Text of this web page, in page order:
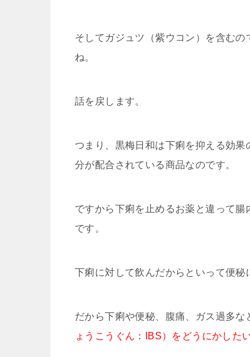
そしてガジュツ（紫ウコン）を含む
ね。
話を戻します。
つまり、黒梅日和は下痢を抑える効
分が配合されている商品なのです。
ですから下痢を止めるお薬と違って
です。
下痢に対して飲んだからといって便秘
だから下痢や便秘、腹痛、ガス過多
ょうこうぐん：IBS）をどうにかした